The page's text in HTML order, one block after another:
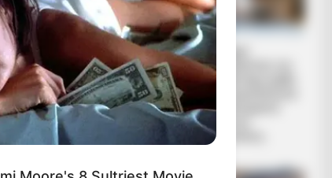
ΕΝΩ
ΣΤΑ
ΗΠΑ: Ο
Αμερικανικός
Ερυθρός Σταυρός
πιάστηκε να
αναμειγνύει αίμα
εμβολιασμένων με
αποκαλύπτει τον
μεγαλύτερο φόβο
«Βρισκόμαστε
επικίνδυνη...